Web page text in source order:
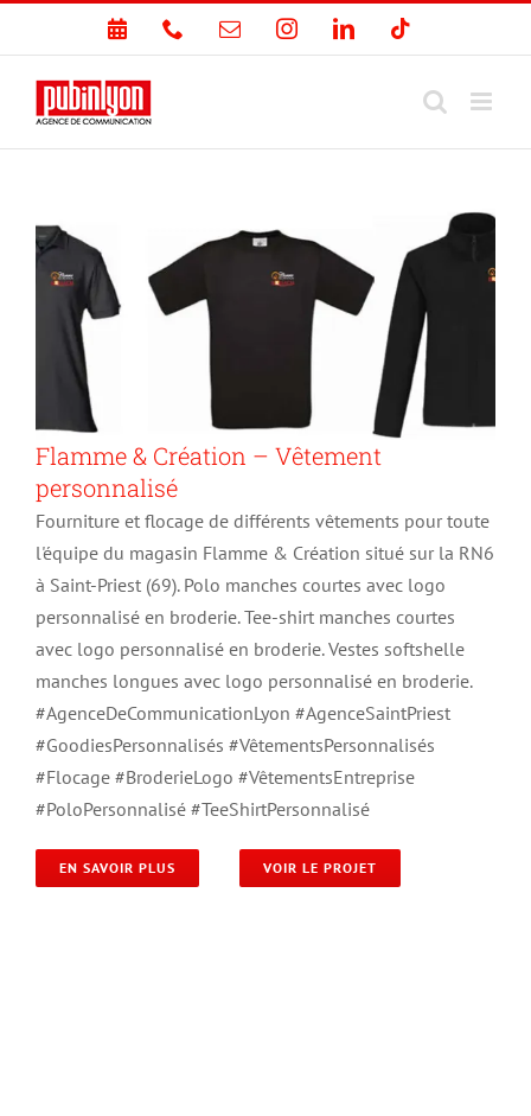
contenu
PRENDRETéléphoneEmail InstagramLinkedIn
Flamme & Création – Vêtement
personnalisé
Fourniture et flocage de différents vêtements pour toute
l'équipe du magasin Flamme & Création situé sur la RN6
à Saint-Priest (69). Polo manches courtes avec logo
personnalisé en broderie. Tee-shirt manches courtes
avec logo personnalisé en broderie. Vestes softshelle
manches longues avec logo personnalisé en broderie.
#AgenceDeCommunicationLyon #AgenceSaintPriest
#GoodiesPersonnalisés #VêtementsPersonnalisés
#Flocage #BroderieLogo #VêtementsEntreprise
#PoloPersonnalisé #TeeShirtPersonnalisé
EN SAVOIR PLUS VOIR LE PROJET